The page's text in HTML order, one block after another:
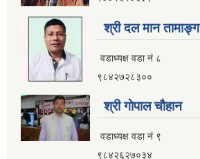
श्री दल मान तामाङ्ग
वडाध्यक्ष वडा नं ८
९८४२७२८३००
श्री गाेपाल चाैहान
वडाध्यक्ष वडा नं ९
९८४२६२७०३४